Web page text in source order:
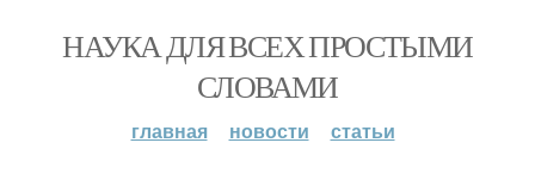
НАУКА ДЛЯ ВСЕХ ПРОСТЫМИ
СЛОВАМИ
главная новости статьи